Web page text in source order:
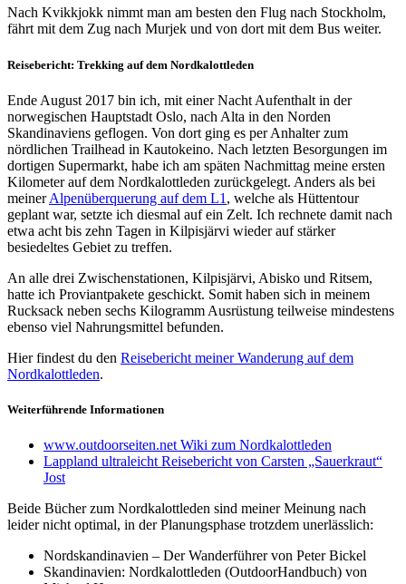
Nach Kvikkjokk nimmt man am besten den Flug nach Stockholm,
fährt mit dem Zug nach Murjek und von dort mit dem Bus weiter.
Reisebericht: Trekking auf dem Nordkalottleden
Ende August 2017 bin ich, mit einer Nacht Aufenthalt in der
norwegischen Hauptstadt Oslo, nach Alta in den Norden
Skandinaviens geflogen. Von dort ging es per Anhalter zum
nördlichen Trailhead in Kautokeino. Nach letzten Besorgungen im
dortigen Supermarkt, habe ich am späten Nachmittag meine ersten
Kilometer auf dem Nordkalottleden zurückgelegt. Anders als bei
meinerAlpenüberquerung auf dem L1 , welche als Hüttentour
geplant war, setzte ich diesmal auf ein Zelt. Ich rechnete damit nach
etwa acht bis zehn Tagen in Kilpisjärvi wieder auf stärker
besiedeltes Gebiet zu treffen.
An alle drei Zwischenstationen, Kilpisjärvi, Abisko und Ritsem,
hatte ich Proviantpakete geschickt. Somit haben sich in meinem
Rucksack neben sechs Kilogramm Ausrüstung teilweise mindestens
ebenso viel Nahrungsmittel befunden.
Hier findest du den Reisebericht meiner Wanderung auf dem
Nordkalottleden.
Weiterführende Informationen
www.outdoorseiten.net Wiki zum Nordkalottleden
Lappland ultraleicht Reisebericht von Carsten „Sauerkraut“
Jost
Beide Bücher zum Nordkalottleden sind meiner Meinung nach
leider nicht optimal, in der Planungsphase trotzdem unerlässlich:
Nordskandinavien – Der Wanderführer von Peter Bickel
Skandinavien: Nordkalottleden (OutdoorHandbuch) von